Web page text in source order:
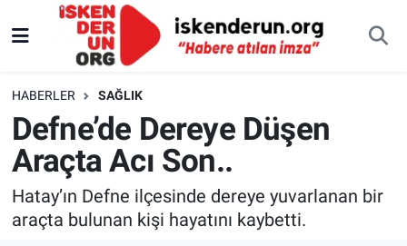
HABERLER SAĞLIK
Defne’de Dereye Düşen
Araçta Acı Son..
Hatay’ın Defne ilçesinde dereye yuvarlanan bir
araçta bulunan kişi hayatını kaybetti.